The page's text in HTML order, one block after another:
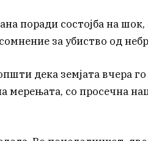
поради состојба на шок,
за убиство од
дека земјата вчера го
мерењата, со просечна